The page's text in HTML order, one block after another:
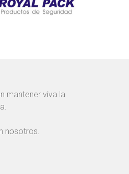
mantener viva la
nosotros.